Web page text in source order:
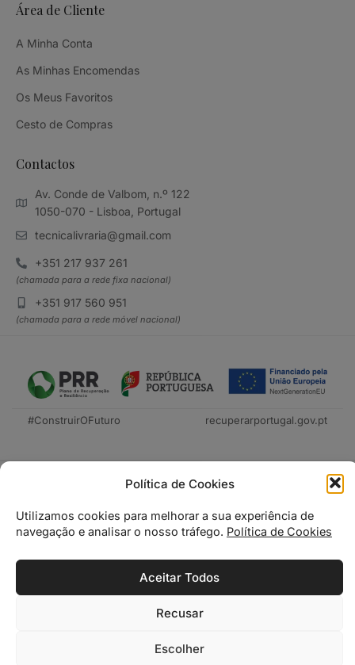
Política de Cookies
Utilizamos cookies para melhorar a sua experiência de
navegação e analisar o nosso tráfego. Política de Cookies
Aceitar Todos
Recusar
Escolher
Área de Cliente
A Minha Conta
As Minhas Encomendas
Os Meus Favoritos
Cesto de Compras
Contactos
Av. Conde de Valbom, n.º 122
1050-070 - Lisboa, Portugal
tecnicalivraria@gmail.com
+351 217 937 261
(chamada para a rede fixa nacional)
+351 917 560 951
(chamada para a rede móvel nacional)
#ConstruirOFuturo recuperarportugal.gov.pt
0